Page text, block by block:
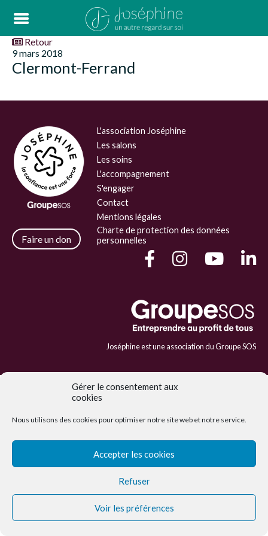
Gérer le consentement aux
cookies
Nous utilisons des cookies pour optimiser notre site web et notre service.
Accepter les cookies
Refuser
Voir les préférences
Retour
9 mars 2018
Clermont-Ferrand
Faire un don
L'association Joséphine
Les salons
Les soins
L'accompagnement
S'engager
Contact
Mentions légales
Charte de protection des données
personnelles
Joséphine est une association du Groupe SOS